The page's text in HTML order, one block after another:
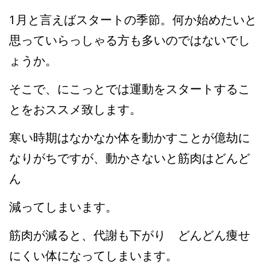
パーキンソン病関連記事 認知症予防・脳トレ関連記事
1月と言えばスタートの季節。何か始めたいと
思っていらっしゃる方も多いのではないでし
ょうか。
そこで、にこっとでは運動をスタートするこ
とをおススメ致します。
寒い時期はなかなか体を動かすことが億劫に
なりがちですが、動かさないと筋肉はどんど
ん
減ってしまいます。
筋肉が減ると、代謝も下がり どんどん痩せ
にくい体になってしまいます。